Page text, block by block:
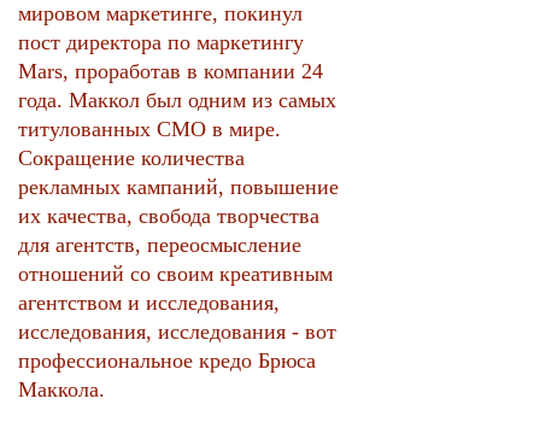
мировом маркетинге, покинул
пост директора по маркетингу
Mars, проработав в компании 24
года. Маккол был одним из самых
титулованных CMO в мире.
Сокращение количества
рекламных кампаний, повышение
их качества, свобода творчества
для агентств, переосмысление
отношений со своим креативным
агентством и исследования,
исследования, исследования - вот
профессиональное кредо Брюса
Маккола.